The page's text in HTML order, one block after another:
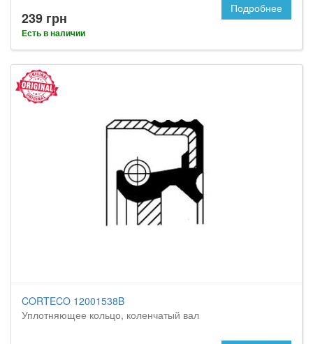
239 грн
Есть в наличии
Подробнее
CORTECO 12001538B
Уплотняющее кольцо, коленчатый вал